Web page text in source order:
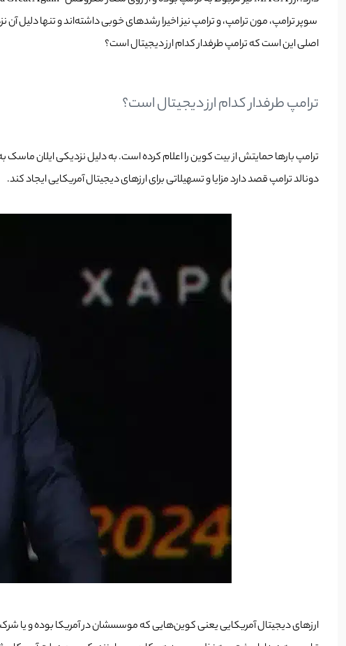
سوپر ترامپ، مون ترامپ، و ترامپ نیز اخیرا رشدهای خوبی داشته‌اند و تنها
اصلی این است که ترامپ طرفدار کدام ارز دیجیتال است؟
ترامپ طرفدار کدام ارز دیجیتال است؟
دونالد ترامپ قصد دارد مزایا و تسهیلاتی برای ارزهای دیجیتال آمریکایی ایجاد کند.
ارزهای دیجیتال آمریکایی یعنی کوین‌هایی که موسسشان در آمریکا بوده و یا